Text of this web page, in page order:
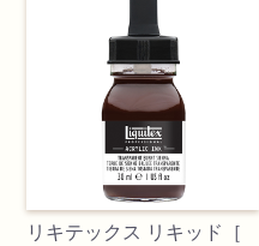
リキテックス リキッド［